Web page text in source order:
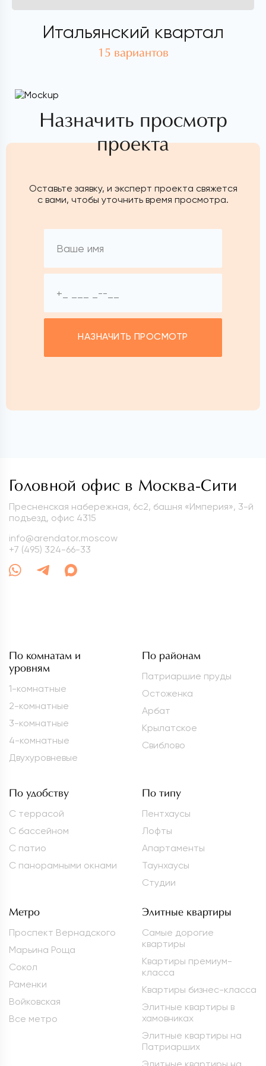
Итальянский квартал
15 вариантов
Назначить просмотр
проекта
Оставьте заявку, и эксперт проекта свяжется
с вами, чтобы уточнить время просмотра.
НАЗНАЧИТЬ ПРОСМОТР
Головной офис в Москва-Сити
Пресненская набережная, 6с2, башня «Империя», 3-й
подъезд, офис 4315
info@arendator.moscow
+7 (495) 324-66-33
По комнатам и
уровням
1-комнатные
2-комнатные
3-комнатные
4-комнатные
Двухуровневые
По районам
Патриаршие пруды
Остоженка
Арбат
Крылатское
Свиблово
По удобству
С террасой
С бассейном
С патио
С панорамными окнами
По типу
Пентхаусы
Лофты
Апартаменты
Таунхаусы
Студии
Метро
Проспект Вернадского
Марьина Роща
Сокол
Раменки
Войковская
Все метро
Элитные квартиры
Самые дорогие
квартиры
Квартиры премиум-
класса
Квартиры бизнес-класса
Элитные квартиры в
хамовниках
Элитные квартиры на
Патриарших